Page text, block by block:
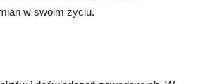
w swoim życiu.